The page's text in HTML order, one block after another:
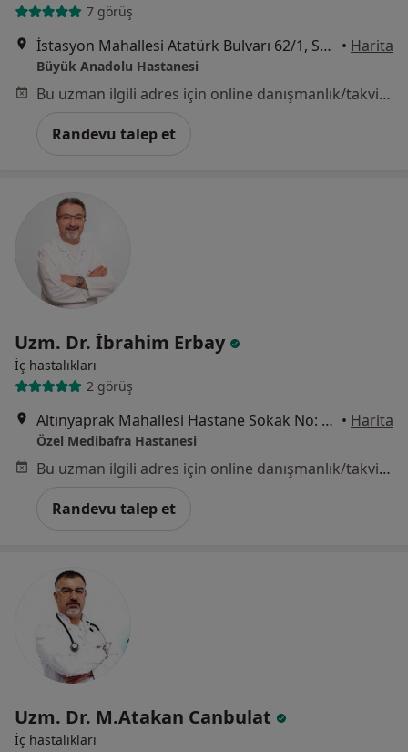
7 görüş
İstasyon Mahallesi Atatürk Bulvarı 62/1, Samsun • Harita
Büyük Anadolu Hastanesi
Bu uzman ilgili adres için online danışmanlık/takvim sunmuyor.
Randevu talep et
Uzm. Dr. İbrahim Erbay
İç hastalıkları
2 görüş
Altınyaprak Mahallesi Hastane Sokak No: 27, Bafra • Harita
Özel Medibafra Hastanesi
Bu uzman ilgili adres için online danışmanlık/takvim sunmuyor.
Randevu talep et
Uzm. Dr. M.Atakan Canbulat
İç hastalıkları